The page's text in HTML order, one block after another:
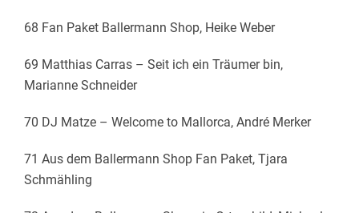
68 Fan Paket Ballermann Shop, Heike Weber
69 Matthias Carras – Seit ich ein Träumer bin,
Marianne Schneider
70 DJ Matze – Welcome to Mallorca, André Merker
71 Aus dem Ballermann Shop Fan Paket, Tjara
Schmähling